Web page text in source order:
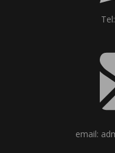
email: